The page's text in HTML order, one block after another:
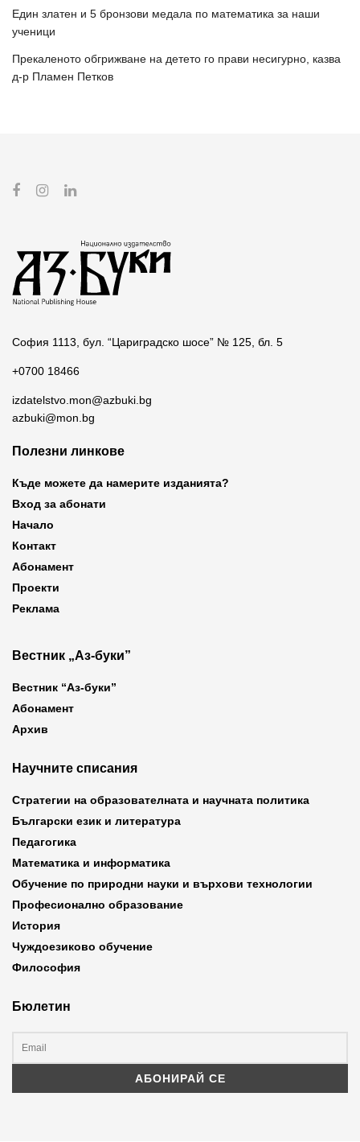
Един златен и 5 бронзови медала по математика за наши
ученици
Прекаленото обгрижване на детето го прави несигурно, казва
д-р Пламен Петков
София 1113, бул. “Цариградско шосе” № 125, бл. 5
+0700 18466
izdatelstvo.mon@azbuki.bg
azbuki@mon.bg
Полезни линкове
Къде можете да намерите изданията?
Вход за абонати
Начало
Контакт
Абонамент
Проекти
Реклама
Вестник „Аз-буки”
Вестник “Аз-буки”
Абонамент
Архив
Научните списания
Стратегии на образователната и научната политика
Български език и литература
Педагогика
Математика и информатика
Обучение по природни науки и върхови технологии
Професионално образование
История
Чуждоезиково обучение
Философия
Бюлетин